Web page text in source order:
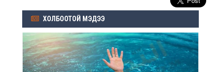
ХОЛБООТОЙ МЭДЭЭ